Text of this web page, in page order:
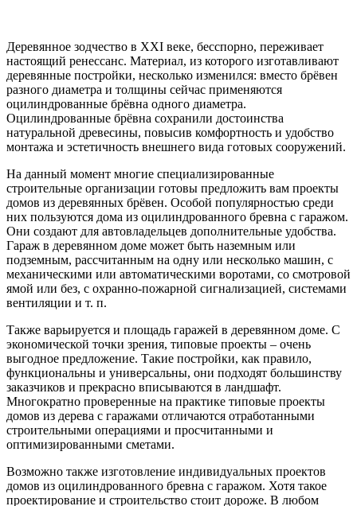
Деревянное зодчество в ХХI веке, бесспорно, переживает
настоящий ренессанс. Материал, из которого изготавливают
деревянные постройки, несколько изменился: вместо брёвен
разного диаметра и толщины сейчас применяются
оцилиндрованные брёвна одного диаметра.
Оцилиндрованные брёвна сохранили достоинства
натуральной древесины, повысив комфортность и удобство
монтажа и эстетичность внешнего вида готовых сооружений.
На данный момент многие специализированные
строительные организации готовы предложить вам проекты
домов из деревянных брёвен. Особой популярностью среди
них пользуются дома из оцилиндрованного бревна с гаражом.
Они создают для автовладельцев дополнительные удобства.
Гараж в деревянном доме может быть наземным или
подземным, рассчитанным на одну или несколько машин, с
механическими или автоматическими воротами, со смотровой
ямой или без, с охранно-пожарной сигнализацией, системами
вентиляции и т. п.
Также варьируется и площадь гаражей в деревянном доме. С
экономической точки зрения, типовые проекты – очень
выгодное предложение. Такие постройки, как правило,
функциональны и универсальны, они подходят большинству
заказчиков и прекрасно вписываются в ландшафт.
Многократно проверенные на практике типовые проекты
домов из дерева с гаражами отличаются отработанными
строительными операциями и просчитанными и
оптимизированными сметами.
Возможно также изготовление индивидуальных проектов
домов из оцилиндрованного бревна с гаражом. Хотя такое
проектирование и строительство стоит дороже. В любом